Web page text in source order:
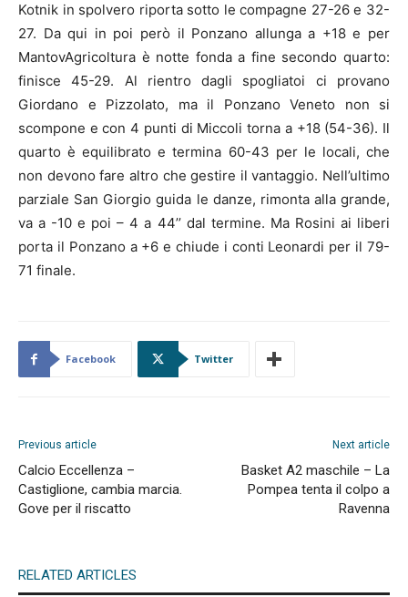
Kotnik in spolvero riporta sotto le compagne 27-26 e 32-
27. Da qui in poi però il Ponzano allunga a +18 e per
MantovAgricoltura è notte fonda a fine secondo quarto:
finisce 45-29. Al rientro dagli spogliatoi ci provano
Giordano e Pizzolato, ma il Ponzano Veneto non si
scompone e con 4 punti di Miccoli torna a +18 (54-36). Il
quarto è equilibrato e termina 60-43 per le locali, che
non devono fare altro che gestire il vantaggio. Nell’ultimo
parziale San Giorgio guida le danze, rimonta alla grande,
va a -10 e poi – 4 a 44’’ dal termine. Ma Rosini ai liberi
porta il Ponzano a +6 e chiude i conti Leonardi per il 79-
71 finale.
Facebook Twitter
Previous article
Calcio Eccellenza –
Castiglione, cambia marcia.
Gove per il riscatto
Next article
Basket A2 maschile – La
Pompea tenta il colpo a
Ravenna
RELATED ARTICLES